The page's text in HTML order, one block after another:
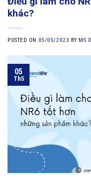
khác?
POSTED ON 05/05/2023 BY MS
05
Th5